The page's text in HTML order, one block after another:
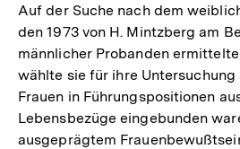
Auf der Suche nach dem
den 1973 von H. Mintzberg am
männlicher Probanden
wählte sie für ihre
Frauen in Führungspositionen
Lebensbezüge eingebunden
ausgeprägtem